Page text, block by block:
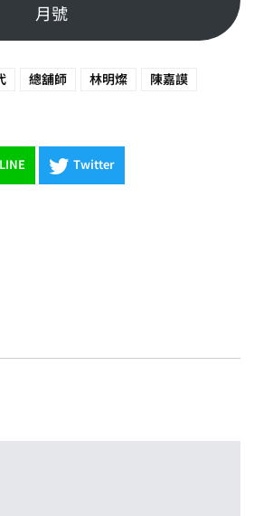
月號
總舖師 林明燦 陳嘉謨
LINE Twitter